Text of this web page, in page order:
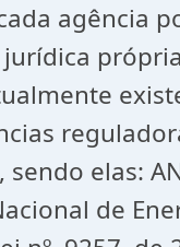
agência
elas:
de